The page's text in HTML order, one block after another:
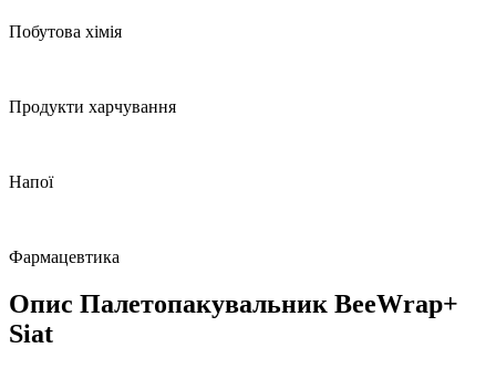
Побутова хімія
Продукти харчування
Напої
Фармацевтика
Опис Палетопакувальник BeeWrap+
Siat